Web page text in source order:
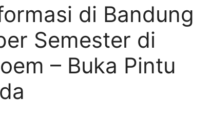
di Bandung
Semester di
– Buka Pintu